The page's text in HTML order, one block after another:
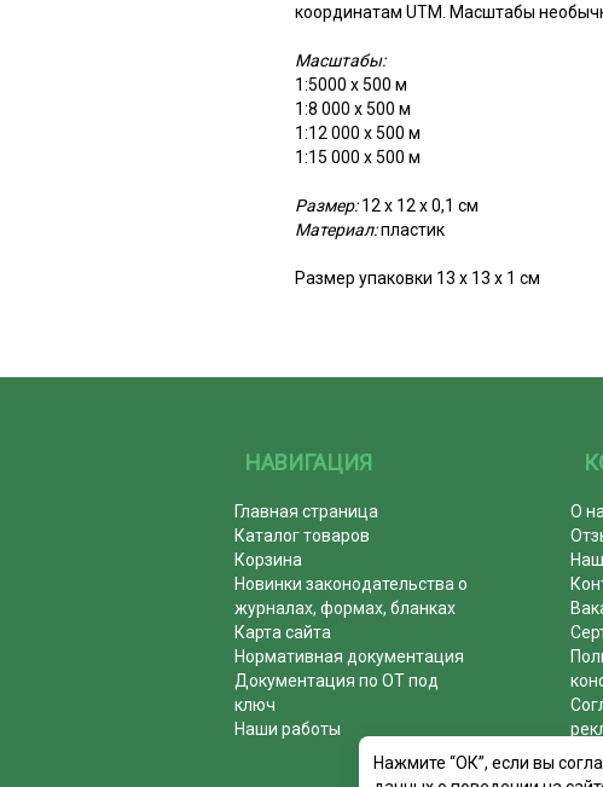
координатам UTM. Масштабы
Масштабы:
1:5000 х 500 м
1:8 000 х 500 м
1:12 000 х 500 м
1:15 000 х 500 м
Размер:12 x 12 х 0,1 см
Материал:пластик
Размер упаковки 13 х 13 х 1 см
НАВИГАЦИЯ
Главная страница
Каталог товаров
Корзина
Новинки законодательства о
журналах, формах, бланках
Карта сайта
Нормативная документация
Документация по ОТ под
ключ
Наши работы
О
Нажмите “ОК”, если вы